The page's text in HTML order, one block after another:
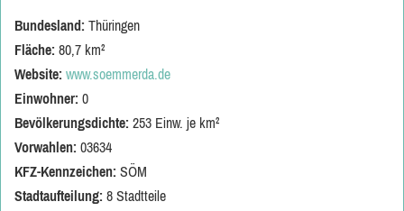
Bundesland: Thüringen
Fläche: 80,7 km²
Website: www.soemmerda.de
Einwohner: 0
Bevölkerungsdichte: 253 Einw. je km²
Vorwahlen: 03634
KFZ-Kennzeichen: SÖM
Stadtaufteilung: 8 Stadtteile